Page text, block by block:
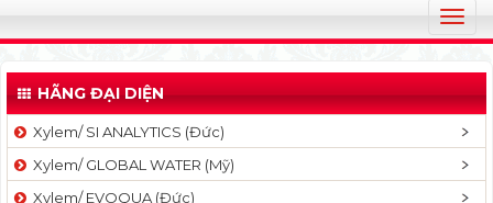
T
o
g
l
HÃNG ĐẠI DIỆN
Xylem/ SI ANALYTICS (Đức)
Xylem/ GLOBAL WATER (Mỹ)
Xylem/ EVOQUA (Đức)